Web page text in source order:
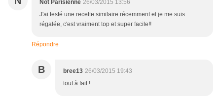
Not Parisienne 26/03/2015 13:56
J'ai testé une recette similaire récemment et je me suis
régalée, c'est vraiment top et super facile!!
Répondre
B bree13 26/03/2015 19:43
tout à fait !